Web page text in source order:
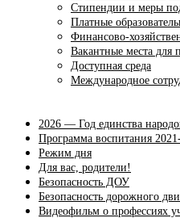
Стипендии и меры
Платные
Финансово-
Вакантные места для
Доступная среда
Международное
2026 — Год единства
Программа воспитания
Режим дня
Для вас, родители!
Безопасность ДОУ
Безопасность дорожного
Видеофильм о профессиях